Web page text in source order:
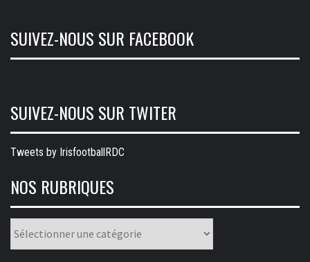
SUIVEZ-NOUS SUR FACEBOOK
SUIVEZ-NOUS SUR TWITER
Tweets by IrisfootballRDC
NOS RUBRIQUES
rubriques